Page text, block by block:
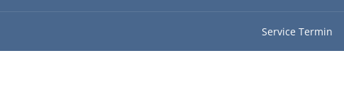
Service Termin